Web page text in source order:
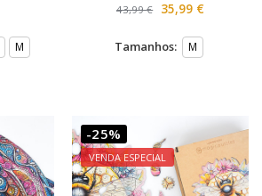
M
43,99€ 35,99 €
Tamanhos: M
-25%
VENDA ESPECIAL